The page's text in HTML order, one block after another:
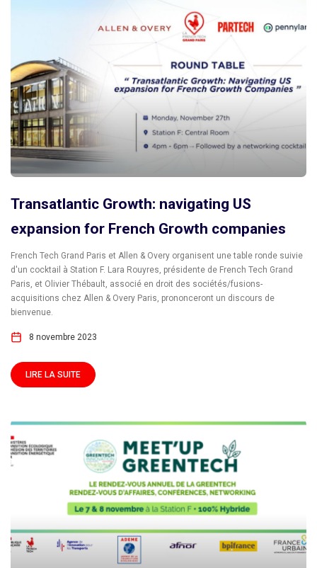
Transatlantic Growth: navigating US
expansion for French Growth companies
French Tech Grand Paris et Allen & Overy organisent une table ronde suivie
d'un cocktail à Station F. Lara Rouyres, présidente de French Tech Grand
Paris, et Olivier Thébault, associé en droit des sociétés/fusions-
acquisitions chez Allen & Overy Paris, prononceront un discours de
bienvenue.
8 novembre 2023
LIRE LA SUITE